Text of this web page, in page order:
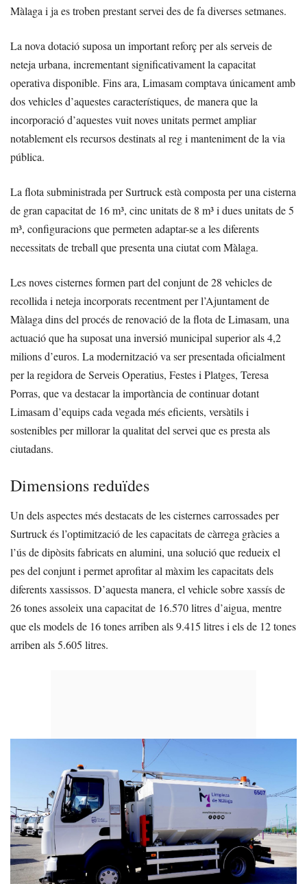
Màlaga i ja es troben prestant servei des de fa diverses setmanes.
La nova dotació suposa un important reforç per als serveis de
neteja urbana, incrementant significativament la capacitat
operativa disponible. Fins ara, Limasam comptava únicament amb
dos vehicles d’aquestes característiques, de manera que la
incorporació d’aquestes vuit noves unitats permet ampliar
notablement els recursos destinats al reg i manteniment de la via
pública.
La flota subministrada per Surtruck està composta per una cisterna
de gran capacitat de 16 m³, cinc unitats de 8 m³ i dues unitats de 5
m³, configuracions que permeten adaptar-se a les diferents
necessitats de treball que presenta una ciutat com Màlaga.
Les noves cisternes formen part del conjunt de 28 vehicles de
recollida i neteja incorporats recentment per l’Ajuntament de
Màlaga dins del procés de renovació de la flota de Limasam, una
actuació que ha suposat una inversió municipal superior als 4,2
milions d’euros. La modernització va ser presentada oficialment
per la regidora de Serveis Operatius, Festes i Platges, Teresa
Porras, que va destacar la importància de continuar dotant
Limasam d’equips cada vegada més eficients, versàtils i
sostenibles per millorar la qualitat del servei que es presta als
ciutadans.
Dimensions reduïdes
Un dels aspectes més destacats de les cisternes carrossades per
Surtruck és l’optimització de les capacitats de càrrega gràcies a
l’ús de dipòsits fabricats en alumini, una solució que redueix el
pes del conjunt i permet aprofitar al màxim les capacitats dels
diferents xassissos. D’aquesta manera, el vehicle sobre xassís de
26 tones assoleix una capacitat de 16.570 litres d’aigua, mentre
que els models de 16 tones arriben als 9.415 litres i els de 12 tones
arriben als 5.605 litres.